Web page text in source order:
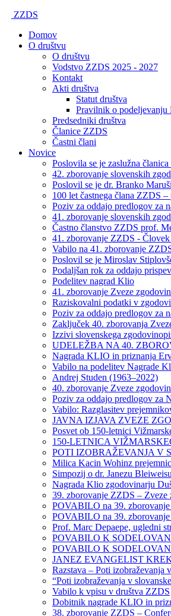
ZZDS
Domov
O društvu
O društvu
Vodstvo ZZDS 2025 - 2027
Kontakt
Akti društva
Statut društva
Pravilnik o podeljevanju
Predsedniki društva
Članice ZZDS
Častni člani
Novice
Poslovila se je zaslužna
42. zborovanje slovenskih
Poslovil se je dr. Branko
100 let častnega člana ZZDS
Poziv za oddajo predlogov za
41. zborovanje slovenskih
Častno članstvo ZZDS prof.
41. zborovanje ZZDS -
Vabilo na 41. zborovanje
Poslovil se je Miroslav
Podaljšan rok za oddajo
Podelitev nagrad Klio
41. zborovanje Zveze
Raziskovalni podatki v
Poziv za oddajo predlogov za
Zaključek 40. zborovanja
Izzivi slovenskega
UDELEŽBA NA 40.
Nagrada KLIO in priznanja
Vabilo na podelitev Nagrade
Andrej Studen (1963–2022)
40. zborovanje Zveze
Poziv za oddajo predlogov za
Vabilo: Razglasitev
JAVNA IZJAVA ZVEZE
Posvet ob 150-letnici
150-LETNICA
POTI IZOBRAŽEVANJA V
Milica Kacin Wohinz
Simpozij o dr. Janezu
Nagrada Klio zgodovinarju
39. zborovanje ZZDS –
POVABILO na 39.
POVABILO na 39.
Prof. Marc Depaepe, ugledni
POVABILO K
POVABILO K
JANEZ EVANGELIST
Razstava – Poti izobraževanja
“Poti izobraževanja v
Vabilo k vpisu v društva ZZDS
Dobitnik nagrade KLIO in
38. zborovanje ZZDS –